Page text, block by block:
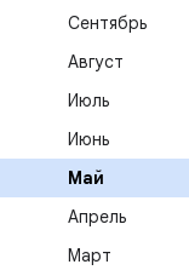
Сентябрь
Август
Июль
Июнь
Май
Апрель
Март